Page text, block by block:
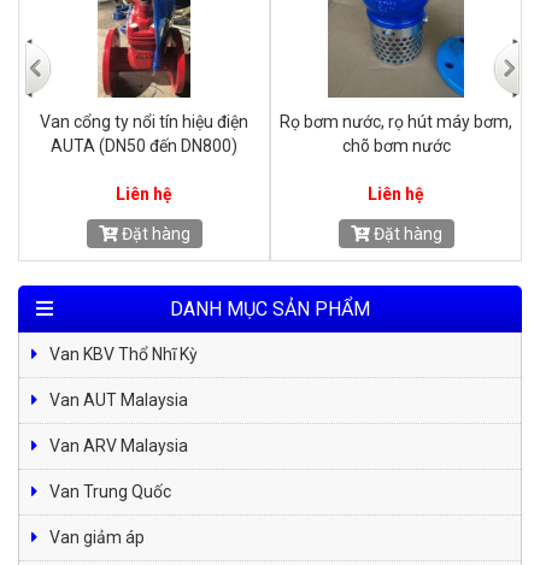
Van phao AUTA (DN50 đến
DN600), giá rẻ.
Liên hệ
Đặt hàng
Van chống va AUTA (DN50 đến
DN300) giá rẻ.
Liên hệ
Đặt hàng
DANH MỤC SẢN PHẨM
Van KBV Thổ Nhĩ Kỳ
Van AUT Malaysia
Van ARV Malaysia
Van Trung Quốc
Van giảm áp